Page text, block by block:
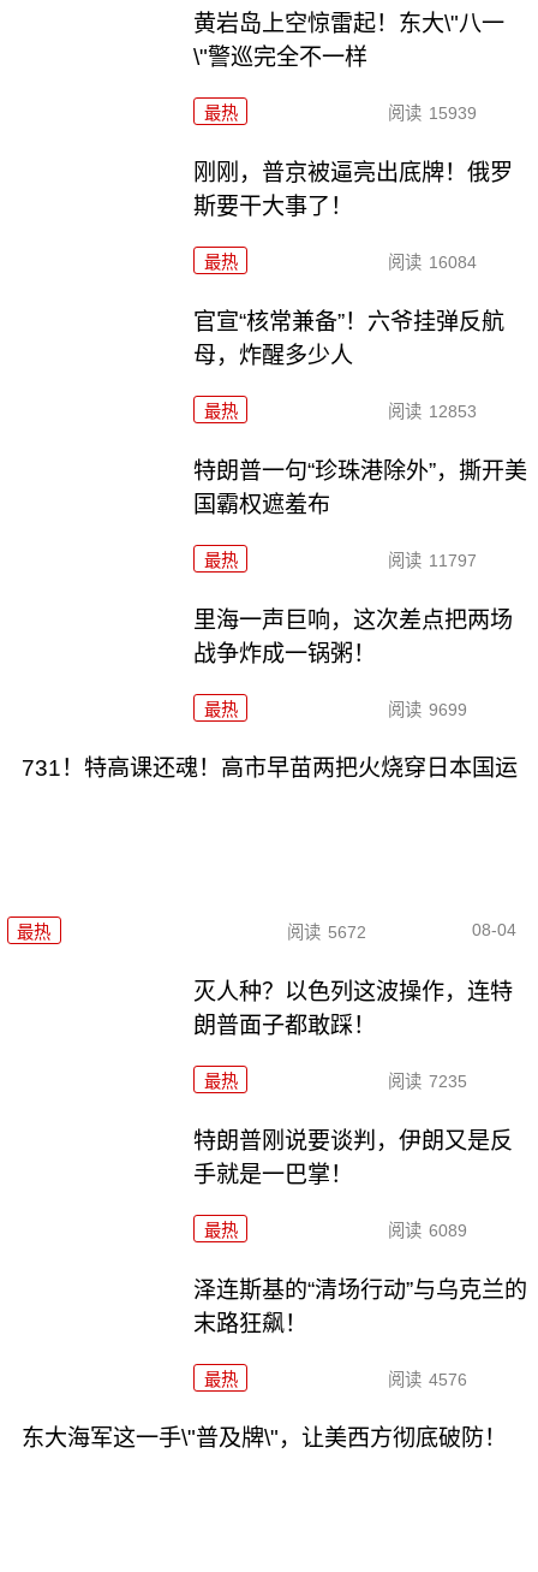
黄岩岛上空惊雷起！东大\"八一
\"警巡完全不一样
最热 阅读 15939
刚刚，普京被逼亮出底牌！俄罗
斯要干大事了！
最热 阅读 16084
官宣“核常兼备”！六爷挂弹反航
母，炸醒多少人
最热 阅读 12853
特朗普一句“珍珠港除外”，撕开美
国霸权遮羞布
最热 阅读 11797
里海一声巨响，这次差点把两场
战争炸成一锅粥！
最热 阅读 9699
731！特高课还魂！高市早苗两把火烧穿日本国运
最热 阅读 5672 08-04
灭人种？以色列这波操作，连特
朗普面子都敢踩！
最热 阅读 7235
特朗普刚说要谈判，伊朗又是反
手就是一巴掌！
最热 阅读 6089
泽连斯基的“清场行动”与乌克兰的
末路狂飙！
最热 阅读 4576
东大海军这一手\"普及牌\"，让美西方彻底破防！